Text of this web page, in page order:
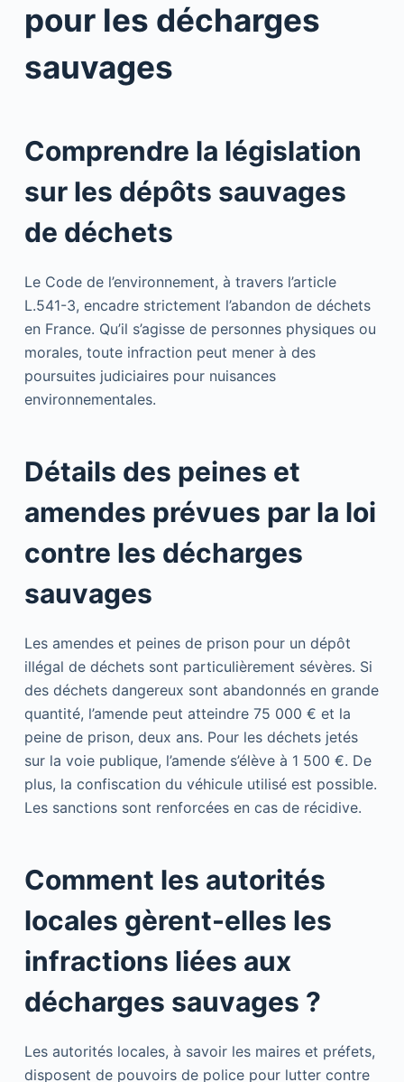
pour les décharges
sauvages
Comprendre la législation
sur les dépôts sauvages
de déchets
Le Code de l’environnement, à travers l’article
L.541-3, encadre strictement l’abandon de déchets
en France. Qu’il s’agisse de personnes physiques ou
morales, toute infraction peut mener à des
poursuites judiciaires pour nuisances
environnementales.
Détails des peines et
amendes prévues par la loi
contre les décharges
sauvages
Les amendes et peines de prison pour un dépôt
illégal de déchets sont particulièrement sévères. Si
des déchets dangereux sont abandonnés en grande
quantité, l’amende peut atteindre 75 000 € et la
peine de prison, deux ans. Pour les déchets jetés
sur la voie publique, l’amende s’élève à 1 500 €. De
plus, la confiscation du véhicule utilisé est possible.
Les sanctions sont renforcées en cas de récidive.
Comment les autorités
locales gèrent-elles les
infractions liées aux
décharges sauvages ?
Les autorités locales, à savoir les maires et préfets,
disposent de pouvoirs de police pour lutter contre